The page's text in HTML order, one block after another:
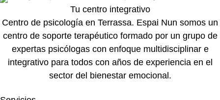
Tu centro integrativo
Centro de psicología en Terrassa. Espai Nun somos un
centro de soporte terapéutico formado por un grupo de
expertas psicólogas con enfoque multidisciplinar e
integrativo para todos con años de experiencia en el
sector del bienestar emocional.